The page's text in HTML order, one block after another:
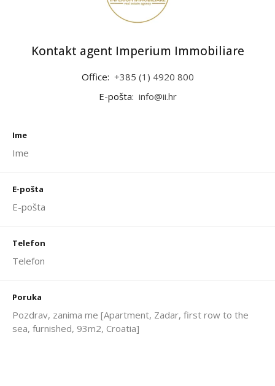
Kontakt agent Imperium Immobiliare
Office: +385 (1) 4920 800
E-pošta: info@ii.hr
Ime
E-pošta
Telefon
Poruka